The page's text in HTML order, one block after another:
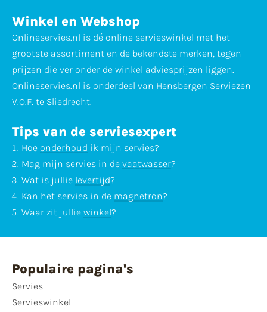
Winkel en Webshop
Onlineservies.nl is dé online servieswinkel met het
grootste assortiment en de bekendste merken, tegen
prijzen die ver onder de winkel adviesprijzen liggen.
Onlineservies.nl is onderdeel van Hensbergen Serviezen
V.O.F. te Sliedrecht.
Tips van de serviesexpert
Hoe onderhoud ik mijn servies?
Mag mijn servies in de vaatwasser?
Wat is jullie levertijd?
Kan het servies in de magnetron?
Waar zit jullie winkel?
Populaire pagina's
Servies
Servieswinkel